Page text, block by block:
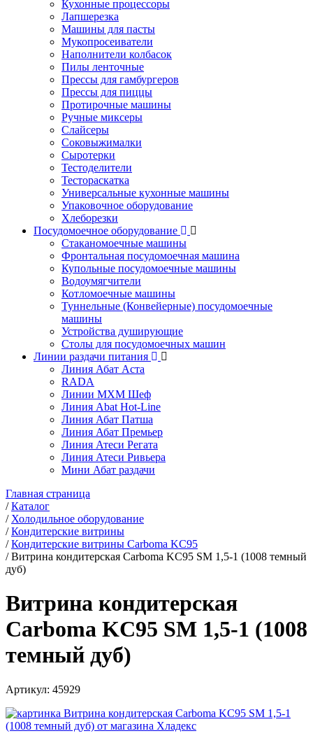
Кухонные процессоры
Лапшерезка
Машины для пасты
Мукопросеиватели
Наполнители колбасок
Пилы ленточные
Прессы для гамбургеров
Прессы для пиццы
Протирочные машины
Ручные миксеры
Слайсеры
Соковыжималки
Сыротерки
Тестоделители
Тестораскатка
Универсальные кухонные машины
Упаковочное оборудование
Хлеборезки
Посудомоечное оборудование
Стаканомоечные машины
Фронтальная посудомоечная машина
Купольные посудомоечные машины
Водоумягчители
Котломоечные машины
Туннельные (Конвейерные) посудомоечные
машины
Устройства душирующие
Столы для посудомоечных машин
Линии раздачи питания
Линия Абат Аста
RADA
Линии МХМ Шеф
Линия Abat Hot-Line
Линия Абат Патша
Линия Абат Премьер
Линия Атеси Регата
Линия Атеси Ривьера
Мини Абат раздачи
Главная страница
/Каталог
/ Холодильное оборудование
/Кондитерские витрины
/Кондитерские витрины Carboma KC95
/Витрина кондитерская Carboma KC95 SM 1,5-1 (1008 темный
дуб)
Витрина кондитерская
Carboma KC95 SM 1,5-1 (1008
темный дуб)
Артикул: 45929